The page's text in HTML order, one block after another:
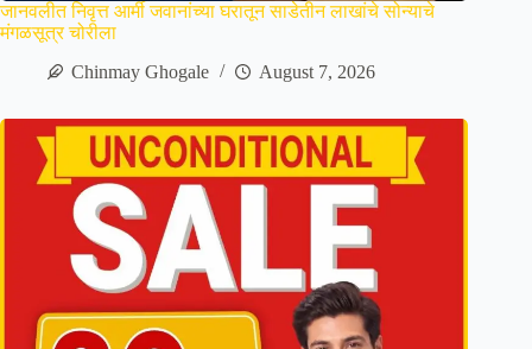
जानवलीत निवृत्त आर्मी जवानांच्या घरातून साडेतीन लाखांचे सोन्याचे
मंगळसूत्र चोरीला
Chinmay Ghogale
August 7, 2026